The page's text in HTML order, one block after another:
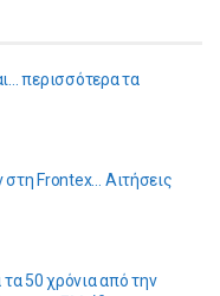
περισσότερα τα
Frontex… Αιτήσεις
50 χρόνια από την